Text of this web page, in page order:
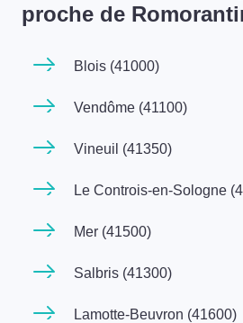
proche de
Blois (41000)
Vendôme (41100)
Vineuil (41350)
Le Controis-en-Sologne
Mer (41500)
Salbris (41300)
Lamotte-Beuvron (41600)